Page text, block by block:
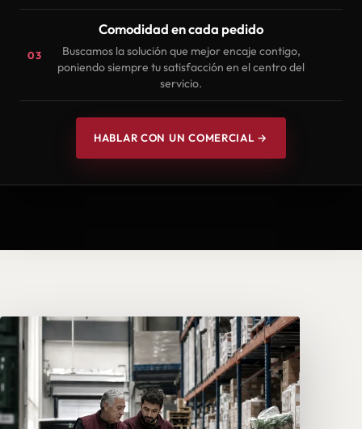
03
Comodidad en cada pedido
Buscamos la solución que mejor encaje contigo,
poniendo siempre tu satisfacción en el centro del
servicio.
HABLAR CON UN COMERCIAL →